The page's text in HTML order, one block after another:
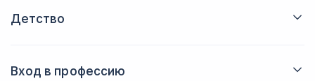
Детство
Этапы развития ребёнка
Вход в профессию